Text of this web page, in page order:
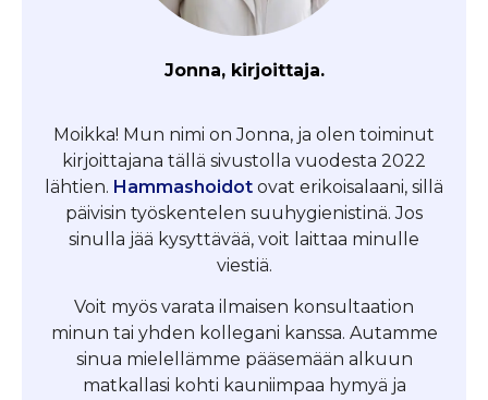
Jonna, kirjoittaja.
Moikka! Mun nimi on Jonna, ja olen toiminut
kirjoittajana tällä sivustolla vuodesta 2022
lähtien. Hammashoidot ovat erikoisalaani, sillä
päivisin työskentelen suuhygienistinä. Jos
sinulla jää kysyttävää, voit laittaa minulle
viestiä.
Voit myös varata ilmaisen konsultaation
minun tai yhden kollegani kanssa. Autamme
sinua mielellämme pääsemään alkuun
matkallasi kohti kauniimpaa hymyä ja